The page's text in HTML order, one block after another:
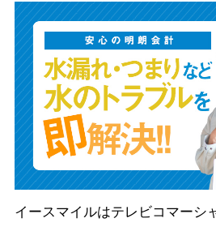
イースマイルはテレビコマーシ